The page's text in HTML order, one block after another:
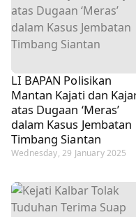
LI BAPAN Polisikan
Mantan Kajati dan
atas Dugaan ‘Meras’
dalam Kasus Jembatan
Timbang Siantan
Wednesday, 29 January 2025